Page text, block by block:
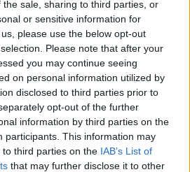
sale, sharing to third parties, or
or sensitive information for
please use the below opt-out
Please note that after your
you may continue seeing
on personal information utilized by
disclosed to third parties prior to
opt-out of the further
information by third parties on the
participants. This information may
third parties on the IAB’s List of
that may further disclose it to other
per il Commissario